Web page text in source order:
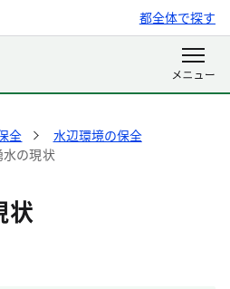
都全体で探す
全
水辺環境の保全
水の現状
状